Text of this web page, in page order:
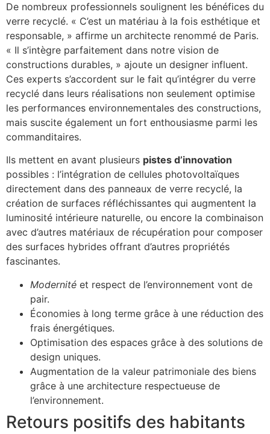
De nombreux professionnels soulignent les bénéfices du
verre recyclé. « C’est un matériau à la fois esthétique et
responsable, » affirme un architecte renommé de Paris.
« Il s’intègre parfaitement dans notre vision de
constructions durables, » ajoute un designer influent.
Ces experts s’accordent sur le fait qu’intégrer du verre
recyclé dans leurs réalisations non seulement optimise
les performances environnementales des constructions,
mais suscite également un fort enthousiasme parmi les
commanditaires.
Ils mettent en avant plusieurs pistes d’innovation
possibles : l’intégration de cellules photovoltaïques
directement dans des panneaux de verre recyclé, la
création de surfaces réfléchissantes qui augmentent la
luminosité intérieure naturelle, ou encore la combinaison
avec d’autres matériaux de récupération pour composer
des surfaces hybrides offrant d’autres propriétés
fascinantes.
Modernité et respect de l’environnement vont de
pair.
Économies à long terme grâce à une réduction des
frais énergétiques.
Optimisation des espaces grâce à des solutions de
design uniques.
Augmentation de la valeur patrimoniale des biens
grâce à une architecture respectueuse de
l’environnement.
Retours positifs des habitants